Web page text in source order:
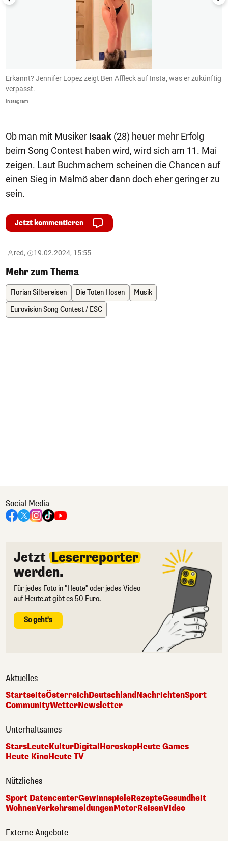
Erkannt? Jennifer Lopez zeigt Ben Affleck auf Insta, was er zukünftig
verpasst.
Instagram
Ob man mit Musiker Isaak (28) heuer mehr Erfolg
beim Song Contest haben wird, wird sich am 11. Mai
zeigen. Laut Buchmachern scheinen die Chancen auf
einen Sieg in Malmö aber dann doch eher geringer zu
sein.
Jetzt kommentieren
red, 19.02.2024, 15:55
Mehr zum Thema
Florian Silbereisen Die Toten Hosen
Musik
Eurovision Song Contest / ESC
Social Media
Jetzt Leserreporter
werden.
Für jedes Foto in "Heute" oder jedes Video
auf Heute.at gibt es 50 Euro.
So geht's
Aktuelles
StartseiteÖsterreichDeutschlandNachrichtenSport
CommunityWetterNewsletter
Unterhaltsames
StarsLeuteKulturDigital HoroskopHeute Games
Heute KinoHeute TV
Nützliches
Sport DatencenterGewinnspieleRezepteGesundheit
WohnenVerkehrsmeldungenMotorReisenVideo
Externe Angebote